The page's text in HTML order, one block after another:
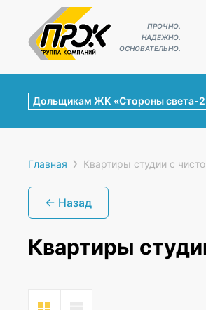
ПРОЧНО.
НАДЕЖНО.
ОСНОВАТЕЛЬНО.
Дольщикам ЖК «Стороны света-
Главная › Квартиры студии с
← Назад
Квартиры